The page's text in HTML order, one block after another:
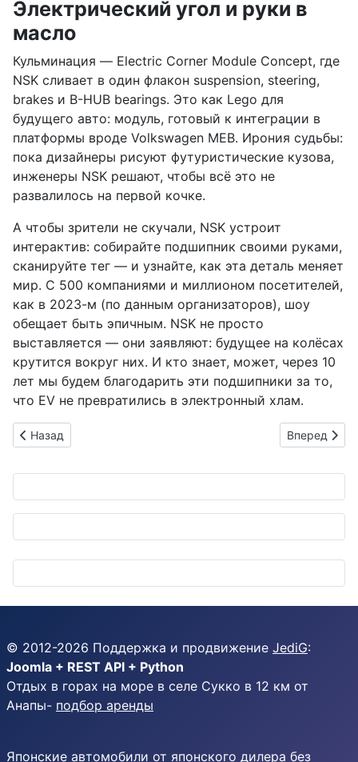
Электрический угол и руки в
масло
Кульминация — Electric Corner Module Concept, где
NSK сливает в один флакон suspension, steering,
brakes и B-HUB bearings. Это как Lego для
будущего авто: модуль, готовый к интеграции в
платформы вроде Volkswagen MEB. Ирония судьбы:
пока дизайнеры рисуют футуристические кузова,
инженеры NSK решают, чтобы всё это не
развалилось на первой кочке.
А чтобы зрители не скучали, NSK устроит
интерактив: собирайте подшипник своими руками,
сканируйте тег — и узнайте, как эта деталь меняет
мир. С 500 компаниями и миллионом посетителей,
как в 2023-м (по данным организаторов), шоу
обещает быть эпичным. NSK не просто
выставляется — они заявляют: будущее на колёсах
крутится вокруг них. И кто знает, может, через 10
лет мы будем благодарить эти подшипники за то,
что EV не превратились в электронный хлам.
Предыдущий: Audi E5 Sportback: Электрический штурм
Назад Следующий:
Вперед
© 2012-2026 Поддержка и продвижение JediG:
Joomla + REST API + Python
Отдых в горах на море в селе Сукко в 12 км от
Анапы- подбор аренды
Японские автомобили от японского дилера без